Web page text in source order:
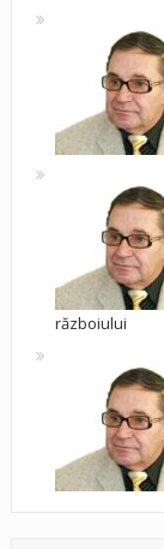
războiului